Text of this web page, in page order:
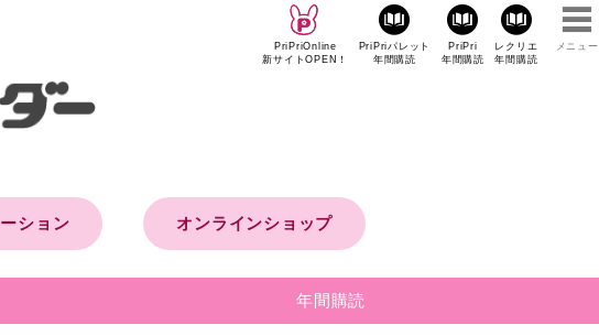
PriPriOnline
新サイトOPEN！
PriPriパレット
年間購読
PriPri
年間購読
レクリエ
年間購読
メニュー
ション オンラインショップ
年間購読